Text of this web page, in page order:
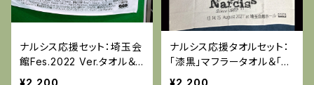
ナルシス応援セット：埼玉会
館Fes.2022 Ver.タオル＆
マフラータオル
¥2,200
ナルシス応援タオルセット：
「漆黒」マフラータオル＆「タ
マカン」2021年Ver.タオル
¥2,200